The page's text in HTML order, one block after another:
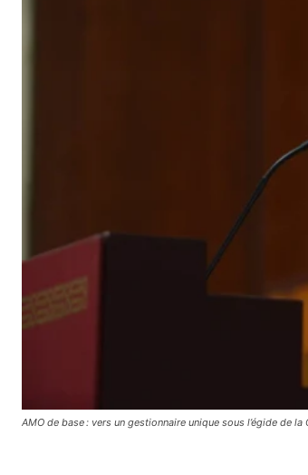
AMO de base : vers un gestionnaire unique sous l’égide de la